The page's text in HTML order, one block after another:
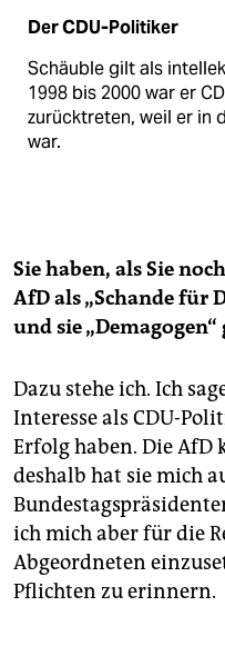
Der CDU-Politiker
Schäuble gilt als
1998 bis 2000 war er
zurücktreten, weil er in
war.
Sie haben, als Sie
AfD als „Schande für
und sie
Dazu stehe ich. Ich
Interesse als CDU-
Erfolg haben. Die AfD
deshalb hat sie mich
ich mich aber für die
Abgeordneten
Pflichten zu erinnern.